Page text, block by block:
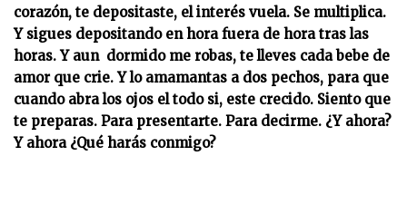
corazón, te depositaste, el interés vuela. Se multiplica.
Y sigues depositando en hora fuera de hora tras las
horas. Y aun dormido me robas, te lleves cada bebe de
amor que crie. Y lo amamantas a dos pechos, para que
cuando abra los ojos el todo si, este crecido. Siento que
te preparas. Para presentarte. Para decirme. ¿Y ahora?
Y ahora ¿Qué harás conmigo?